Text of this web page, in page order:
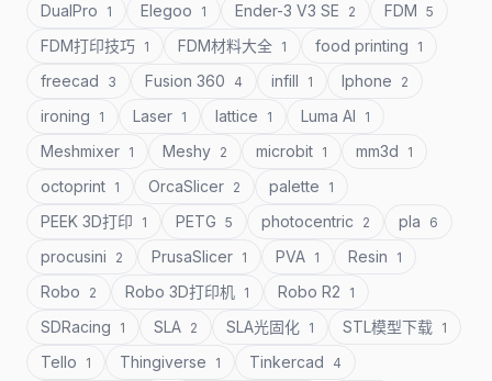
DualPro 1 Elegoo 1 Ender-3 V3 SE 2 FDM 5
FDM打印技巧 1 FDM材料大全 1 food printing 1
freecad 3 Fusion 360 4 infill 1 Iphone 2
ironing 1 Laser 1 lattice 1 Luma AI 1
Meshmixer 1 Meshy 2 microbit 1 mm3d 1
octoprint 1 OrcaSlicer 2 palette 1
PEEK 3D打印 1 PETG 5 photocentric 2 pla 6
procusini 2 PrusaSlicer 1 PVA 1 Resin 1
Robo 2 Robo 3D打印机 1 Robo R2 1
SDRacing 1 SLA 2 SLA光固化 1 STL模型下载 1
Tello 1 Thingiverse 1 Tinkercad 4